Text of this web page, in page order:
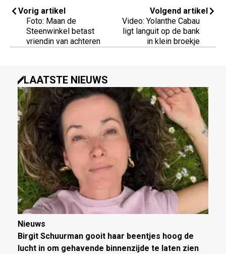
Vorig artikel
Foto: Maan de
Steenwinkel betast
vriendin van achteren
Volgend artikel
Video: Yolanthe Cabau
ligt languit op de bank
in klein broekje
LAATSTE NIEUWS
Nieuws
Birgit Schuurman gooit haar beentjes hoog de
lucht in om gehavende binnenzijde te laten zien